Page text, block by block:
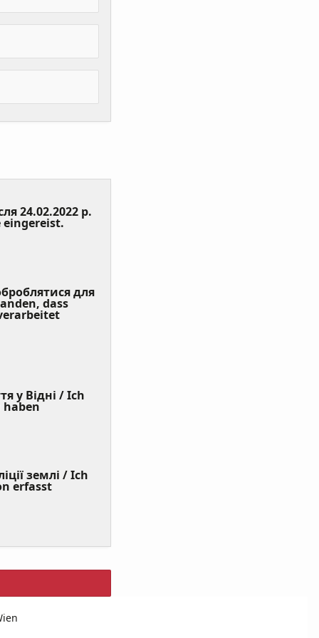
24.02.2022 р.
eingereist. (Value
для
dass
у Відні / Ich
(Value
землі / Ich
erfasst